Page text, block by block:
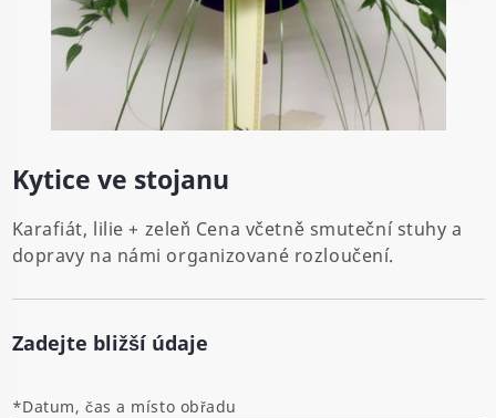
Kytice ve stojanu
Karafiát, lilie + zeleň Cena včetně smuteční stuhy a
dopravy na námi organizované rozloučení.
Zadejte bližší údaje
*Datum, čas a místo obřadu